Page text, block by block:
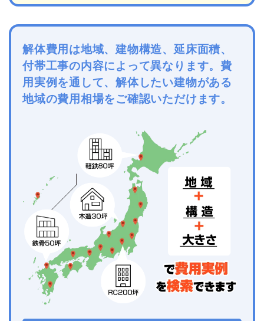
解体費用は地域、建物構造、延床面積、
付帯工事の内容によって異なります。費
用実例を通して、解体したい建物がある
地域の費用相場をご確認いただけます。